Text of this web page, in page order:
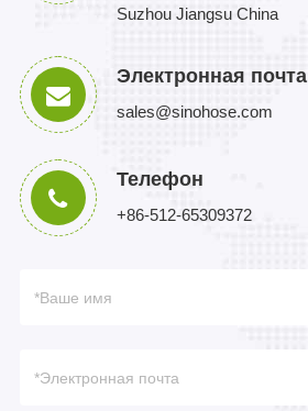
Suzhou Jiangsu China
Электронная почта
sales@sinohose.com
Телефон
+86-512-65309372